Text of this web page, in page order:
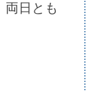
日とも